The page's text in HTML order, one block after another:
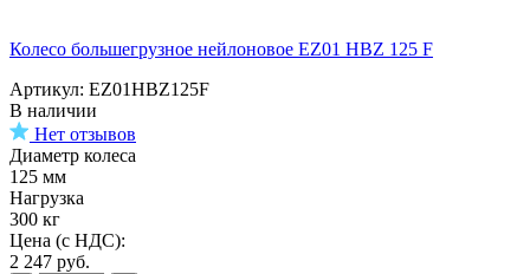
Колесо большегрузное нейлоновое EZ01 HBZ 125 F
Артикул: EZ01HBZ125F
В наличии
Нет отзывов
Диаметр колеса
125 мм
Нагрузка
300 кг
Цена (с НДС):
2 247 руб.